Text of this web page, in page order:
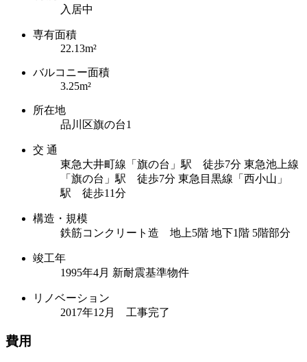
入居中
専有面積
22.13m²
バルコニー面積
3.25m²
所在地
品川区旗の台1
交 通
東急大井町線「旗の台」駅 徒歩7分 東急池上線
「旗の台」駅 徒歩7分 東急目黒線「西小山」
駅 徒歩11分
構造・規模
鉄筋コンクリート造 地上5階 地下1階 5階部分
竣工年
1995年4月 新耐震基準物件
リノベーション
2017年12月 工事完了
費用